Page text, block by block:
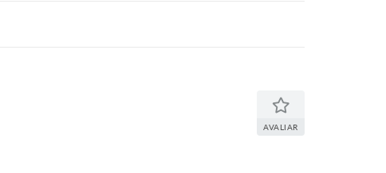
AVALIAR